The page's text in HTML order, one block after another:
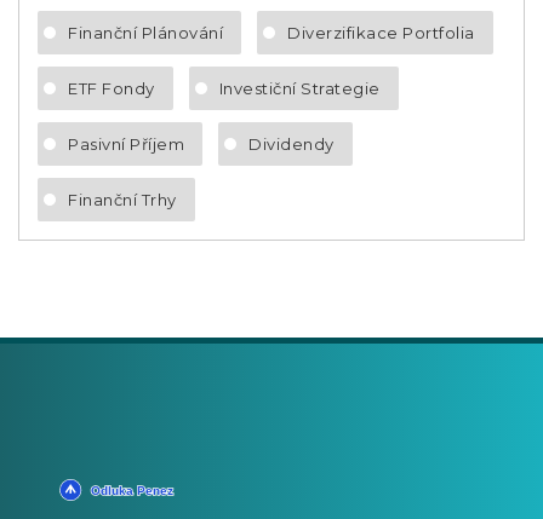
Finanční Plánování Diverzifikace Portfolia
ETF Fondy Investiční Strategie
Pasivní Příjem Dividendy
Finanční Trhy